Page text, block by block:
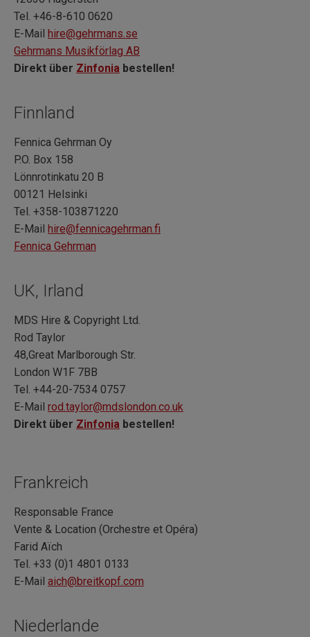
Tel. +46-8-610 0620
E-Mail hire@gehrmans.se
Gehrmans Musikförlag AB
Direkt über Zinfonia bestellen!
Finnland
Fennica Gehrman Oy
P.O. Box 158
Lönnrotinkatu 20 B
00121 Helsinki
Tel. +358-103871220
E-Mail hire@fennicagehrman.fi
Fennica Gehrman
UK, Irland
MDS Hire & Copyright Ltd.
Rod Taylor
48,Great Marlborough Str.
London W1F 7BB
Tel. +44-20-7534 0757
E-Mail rod.taylor@mdslondon.co.uk
Direkt über Zinfonia bestellen!
Frankreich
Responsable France
Vente & Location (Orchestre et Opéra)
Farid Aïch
Tel. +33 (0)1 4801 0133
E-Mail aich@breitkopf.com
Niederlande